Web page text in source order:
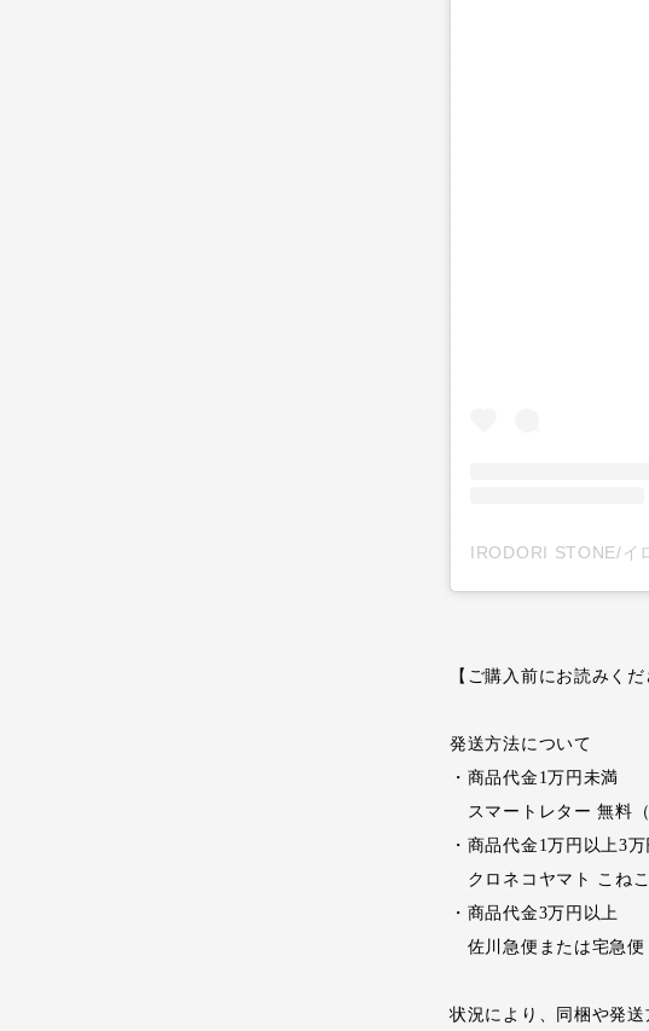
【ご購入前にお読みくだ
発送方法について
・商品代金1万円未満
スマートレター 無料（
・商品代金1万円以上3
クロネコヤマト こねこ
・商品代金3万円以上
佐川急便または宅急便
状況により、同梱や発